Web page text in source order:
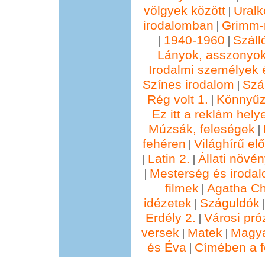
völgyek között |
irodalomban |
| 1940-1960 |
Lányok,
Irodalmi személyek
Színes irodalom |
Rég volt 1. |
Ez itt a reklám
Múzsák, feleségek |
fehéren | Világhírű
| Latin 2. | Állati
| Mesterség és
filmek | Agatha
idézetek | Száguldók
Erdély 2. | Városi
versek | Matek |
és Éva | Címében a